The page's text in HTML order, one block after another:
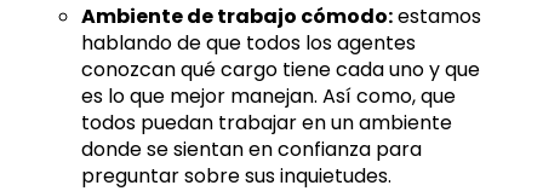
Ambiente de trabajo cómodo:estamos
hablando de que todos los agentes
conozcan qué cargo tiene cada uno y que
es lo que mejor manejan. Así como, que
todos puedan trabajar en un ambiente
donde se sientan en confianza para
preguntar sobre sus inquietudes.